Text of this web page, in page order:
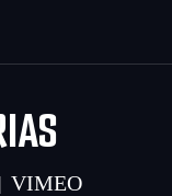
| VIMEO